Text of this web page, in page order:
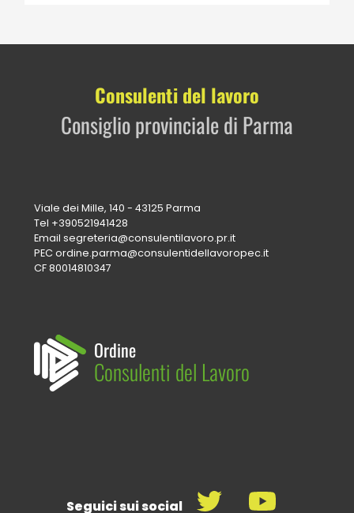
Consulenti del lavoro
Consiglio provinciale di Parma
Viale dei Mille, 140 - 43125 Parma
Tel +390521941428
Emailsegreteria@consulentilavoro.pr.it
PECordine.parma@consulentidellavoropec.it
CF 80014810347
Ordine
Consulenti del Lavoro
Seguici sui social